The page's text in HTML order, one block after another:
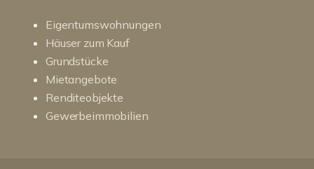
Eigentumswohnungen
Häuser zum Kauf
Grundstücke
Mietangebote
Renditeobjekte
Gewerbeimmobilien